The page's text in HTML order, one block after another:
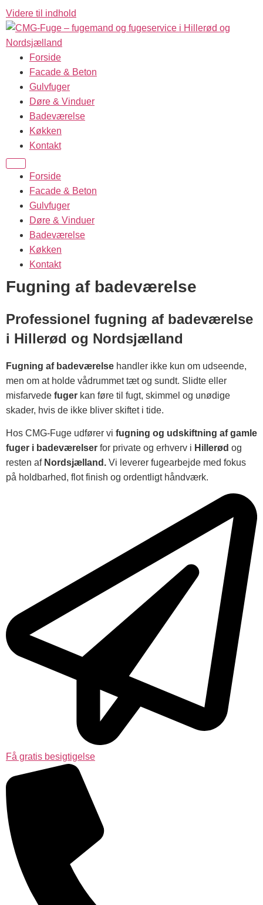
Videre til indhold
Forside
Facade & Beton
Gulvfuger
Døre & Vinduer
Badeværelse
Køkken
Kontakt
Forside
Facade & Beton
Gulvfuger
Døre & Vinduer
Badeværelse
Køkken
Kontakt
Fugning af badeværelse
Professionel fugning af badeværelse
i Hillerød og Nordsjælland
Fugning af badeværelse handler ikke kun om udseende,
men om at holde vådrummet tæt og sundt. Slidte eller
misfarvede fuger kan føre til fugt, skimmel og unødige
skader, hvis de ikke bliver skiftet i tide.
Hos CMG-Fuge udfører vi fugning og udskiftning af gamle
fuger i badeværelser for private og erhverv i Hillerød og
resten af Nordsjælland. Vi leverer fugearbejde med fokus
på holdbarhed, flot finish og ordentligt håndværk.
Få gratis besigtigelse